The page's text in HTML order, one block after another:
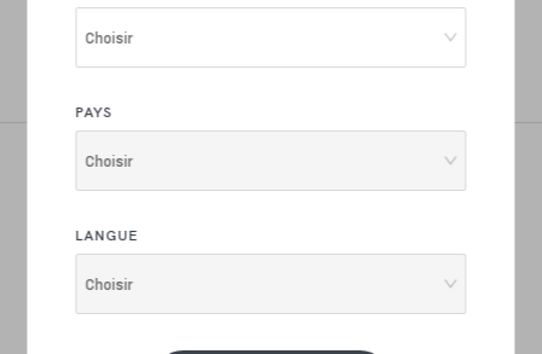
Choisir
PAYS
Choisir
LANGUE
Choisir
Règlement UE 2016/679 sur la protection des données
y sont indiquées.